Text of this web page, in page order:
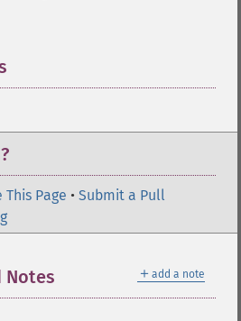
Page • Submit a Pull
＋ add a note
Notes